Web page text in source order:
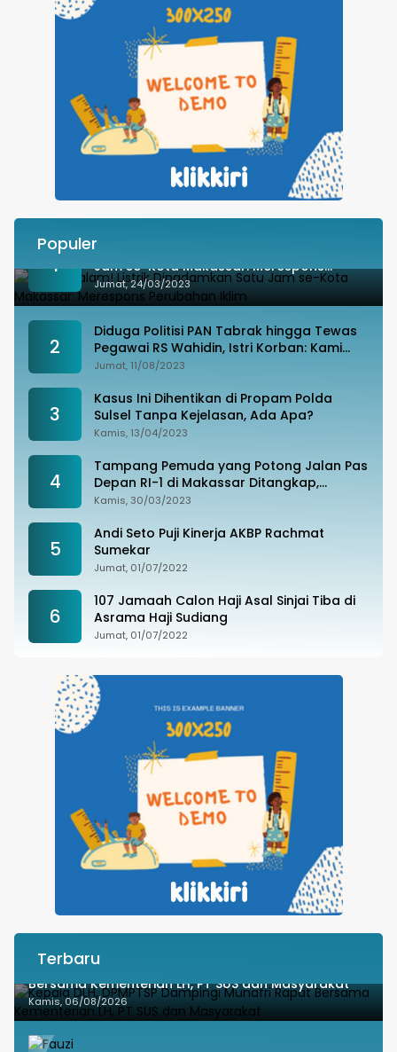
Populer
1
Besok Malam! Listrik Dipadamkan Satu
Jam se-Kota Makassar: Merespons
Perubahan Iklim
Jumat, 24/03/2023
2
Diduga Politisi PAN Tabrak hingga Tewas
Pegawai RS Wahidin, Istri Korban: Kami
Tak Terima
Jumat, 11/08/2023
3
Kasus Ini Dihentikan di Propam Polda
Sulsel Tanpa Kejelasan, Ada Apa?
Kamis, 13/04/2023
4
Tampang Pemuda yang Potong Jalan Pas
Depan RI-1 di Makassar Ditangkap,
Ternyata Joki Balapan Liar
Kamis, 30/03/2023
5
Andi Seto Puji Kinerja AKBP Rachmat
Sumekar
Jumat, 01/07/2022
6
107 Jamaah Calon Haji Asal Sinjai Tiba di
Asrama Haji Sudiang
Jumat, 01/07/2022
Terbaru
Kepala DLH, DPMPTSP Dampingi Munafri Rapat
Bersama Kementerian LH, PT SUS dan Masyarakat
Kamis, 06/08/2026